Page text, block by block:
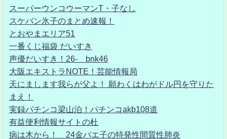
スーパーウンコウーマンT・子なし
スケバン氷子のまとめ速報！
とおやまエリア51
一番くじ福袋 だいすき
声優だいすき！26- bnk46
大阪エキストラNOTE！芸能情報局
天にまします我らが父よ！ 願わくはわがドル円を守りた
まえ！
実録パチンコ梁山泊！パチンコakb108道
有益便利情報サイトの杜
病は木から！ 24金バエ子の特発性間質性肺炎